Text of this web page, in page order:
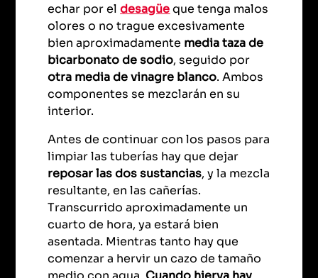
echar por eldesagüeque tenga malos
olores o no trague excesivamente
bien aproximadamente media taza de
bicarbonato de sodio, seguido por
otra media de vinagre blanco. Ambos
componentes se mezclarán en su
interior.
Antes de continuar con los pasos para
limpiar las tuberías hay que dejar
reposar las dos sustancias, y la mezcla
resultante, en las cañerías.
Transcurrido aproximadamente un
cuarto de hora, ya estará bien
asentada. Mientras tanto hay que
comenzar a hervir un cazo de tamaño